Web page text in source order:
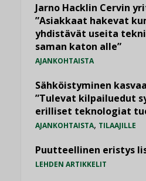
Jarno Hacklin Cervin
”Asiakkaat hakevat
yhdistävät useita
saman katon alle”
AJANKOHTAISTA
Sähköistyminen
”Tulevat kilpailuedut
erilliset teknologiat
AJANKOHTAISTA, TILAAJILLE
Puutteellinen eristys
LEHDEN ARTIKKELIT